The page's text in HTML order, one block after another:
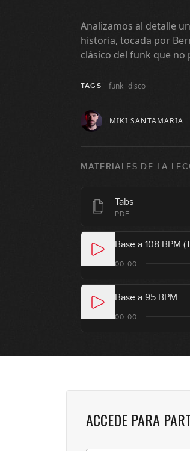
Analizamos al detalle
historia, tocada por
clásico del funk que
TAGS funk disco
MIKI SANTAMARIA
MATERIALES DE LA
Tabs
PDF
Base a 108 BPM
00:00
Base a 95 BPM
00:00
ACCEDE PARA